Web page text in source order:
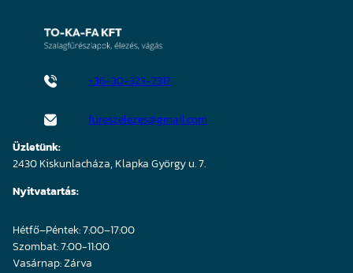
+36-30-323-7317
fureszelezes@gmail.com
Üzletünk:
2430 Kiskunlacháza, Klapka György u. 7.
Nyitvatartás:
Hétfő–Péntek: 7:00–17:00
Szombat: 7:00-11:00
Vasárnap: Zárva